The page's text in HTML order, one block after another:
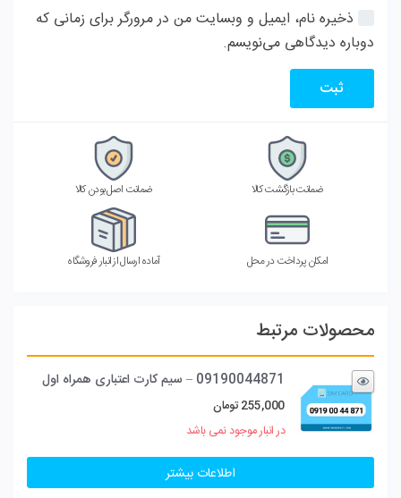
ذخیره نام، ایمیل و وبسایت من در مرورگر برای زمانی که
دوباره دیدگاهی می‌نویسم.
ضمانت بازگشت کالا ضمانت اصل بودن کالا
امکان پرداخت در محل آماده ارسال از انبار فروشگاه
محصولات مرتبط
09190044871 – سیم کارت اعتباری همراه اول
255,000 تومان
در انبار موجود نمی باشد
اطلاعات بیشتر